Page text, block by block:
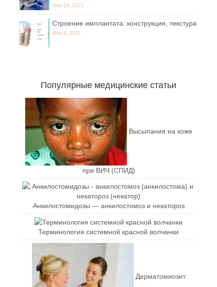
Фев 14, 2021
Строение имплантата: конструкция, текстура
Фев 8, 2021
Популярные медицинские статьи
Высыпания на коже
при ВИЧ (СПИД)
Анкилостомидозы — анкилостомоз и некатороз
Терминология системной красной волчанки
Дерматомиозит